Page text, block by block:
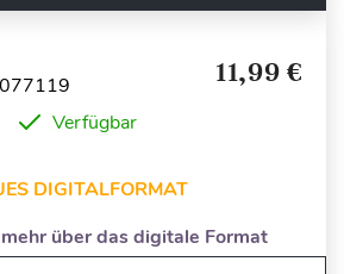
11,99 €
Verfügbar
DIGITALFORMAT
über das digitale Format